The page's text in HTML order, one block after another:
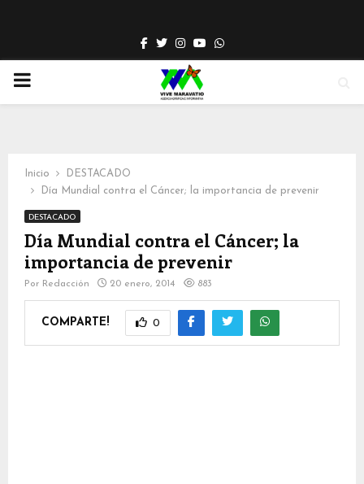
Facebook
TwitterInstagram
YoutubeWhatsapp
PRIMARY
Inicio
DESTACADO
Día Mundial contra el Cáncer; la importancia de prevenir
DESTACADO
Día Mundial contra el Cáncer; la
importancia de prevenir
Por Redacción 20 enero, 2014 883
COMPARTE! 0